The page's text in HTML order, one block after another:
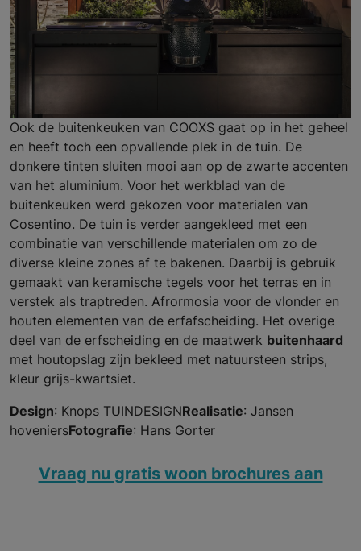
Ook de buitenkeuken van COOXS gaat op in het geheel
en heeft toch een opvallende plek in de tuin. De
donkere tinten sluiten mooi aan op de zwarte accenten
van het aluminium. Voor het werkblad van de
buitenkeuken werd gekozen voor materialen van
Cosentino. De tuin is verder aangekleed met een
combinatie van verschillende materialen om zo de
diverse kleine zones af te bakenen. Daarbij is gebruik
gemaakt van keramische tegels voor het terras en in
verstek als traptreden. Afrormosia voor de vlonder en
houten elementen van de erfafscheiding. Het overige
deel van de erfscheiding en de maatwerk buitenhaard
met houtopslag zijn bekleed met natuursteen strips,
kleur grijs-kwartsiet.
Design: Knops TUINDESIGNRealisatie: Jansen
hoveniersFotografie: Hans Gorter
Vraag nu gratis woon brochures aan